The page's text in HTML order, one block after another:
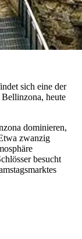
sich eine der
heute
dominieren,
zwanzig
besucht